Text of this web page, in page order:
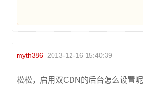
myth386 2013-12-16 15:40:39
松松，启用双CDN的后台怎么设置呢